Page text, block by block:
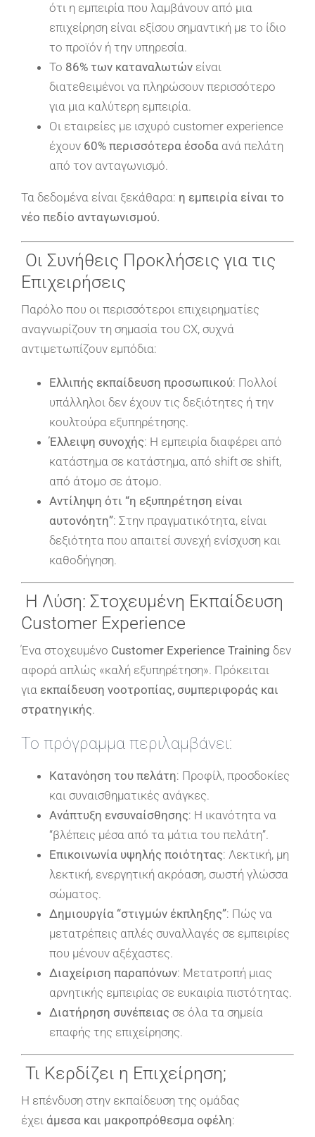
ότι η εμπειρία που λαμβάνουν από μια
επιχείρηση είναι εξίσου σημαντική με το ίδιο
το προϊόν ή την υπηρεσία.
Το 86% των καταναλωτώνείναι
διατεθειμένοι να πληρώσουν περισσότερο
για μια καλύτερη εμπειρία.
Οι εταιρείες με ισχυρό customer experience
έχουν 60% περισσότερα έσοδαανά πελάτη
από τον ανταγωνισμό.
Τα δεδομένα είναι ξεκάθαρα: η εμπειρία είναι το
νέο πεδίο ανταγωνισμού.
Οι Συνήθεις Προκλήσεις για τις
Επιχειρήσεις
Παρόλο που οι περισσότεροι επιχειρηματίες
αναγνωρίζουν τη σημασία του CX, συχνά
αντιμετωπίζουν εμπόδια:
Ελλιπής εκπαίδευση προσωπικού: Πολλοί
υπάλληλοι δεν έχουν τις δεξιότητες ή την
κουλτούρα εξυπηρέτησης.
Έλλειψη συνοχής: Η εμπειρία διαφέρει από
κατάστημα σε κατάστημα, από shift σε shift,
από άτομο σε άτομο.
Αντίληψη ότι “η εξυπηρέτηση είναι
αυτονόητη”: Στην πραγματικότητα, είναι
δεξιότητα που απαιτεί συνεχή ενίσχυση και
καθοδήγηση.
Η Λύση: Στοχευμένη Εκπαίδευση
Customer Experience
Ένα στοχευμένο Customer Experience Training δεν
αφορά απλώς «καλή εξυπηρέτηση». Πρόκειται
για εκπαίδευση νοοτροπίας, συμπεριφοράς και
στρατηγικής.
Το πρόγραμμα περιλαμβάνει:
Κατανόηση του πελάτη: Προφίλ, προσδοκίες
και συναισθηματικές ανάγκες.
Ανάπτυξη ενσυναίσθησης: Η ικανότητα να
“βλέπεις μέσα από τα μάτια του πελάτη”.
Επικοινωνία υψηλής ποιότητας: Λεκτική, μη
λεκτική, ενεργητική ακρόαση, σωστή γλώσσα
σώματος.
Δημιουργία “στιγμών έκπληξης”: Πώς να
μετατρέπεις απλές συναλλαγές σε εμπειρίες
που μένουν αξέχαστες.
Διαχείριση παραπόνων: Μετατροπή μιας
αρνητικής εμπειρίας σε ευκαιρία πιστότητας.
Διατήρηση συνέπειαςσε όλα τα σημεία
επαφής της επιχείρησης.
Τι Κερδίζει η Επιχείρηση;
Η επένδυση στην εκπαίδευση της ομάδας
έχει άμεσα και μακροπρόθεσμα οφέλη: